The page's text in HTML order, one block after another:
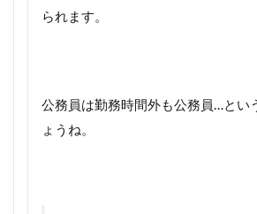
られます。
公務員は勤務時間外も公務員…とい
ょうね。